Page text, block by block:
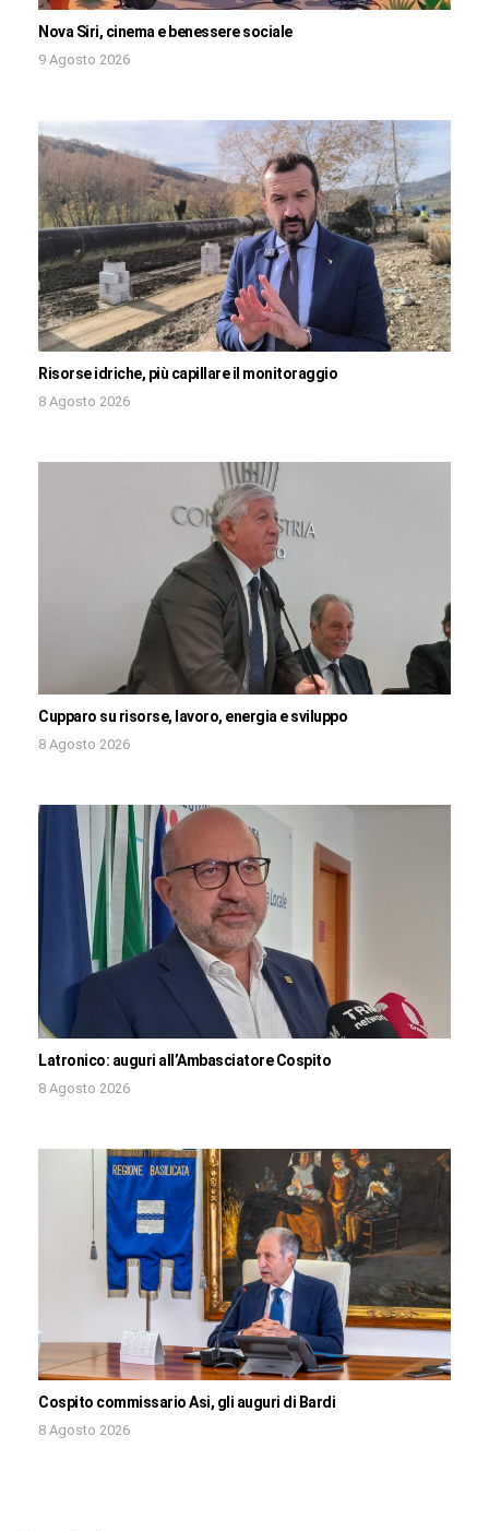
Nova Siri, cinema e benessere sociale
9 Agosto 2026
Risorse idriche, più capillare il monitoraggio
8 Agosto 2026
Cupparo su risorse, lavoro, energia e sviluppo
8 Agosto 2026
Latronico: auguri all’Ambasciatore Cospito
8 Agosto 2026
Cospito commissario Asi, gli auguri di Bardi
8 Agosto 2026